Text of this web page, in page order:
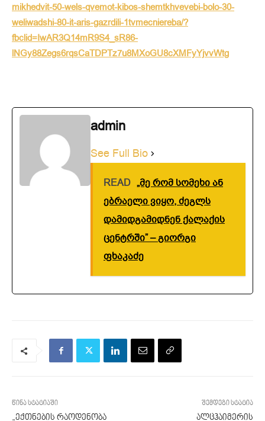
mikhedvit-50-wels-qvemot-kibos-shemtkhvevebi-bolo-30-
weliwadshi-80-it-aris-gazrdili-1tvmecniereba/?
fbclid=IwAR3Q14mR9S4_sR86-
lNGy88Zegs6rqsCaTDPTz7u8MXoGU8cXMFyYjvvWtg
admin
See Full Bio
READ „მე რომ სომეხი ან
ებრაელი ვიყო, ძეგლს
დამიდგამიდნენ ქალაქის
ცენტრში” – გიორგი
ფხაკაძე
წინა სტატიაში
„ექთნების რაოდენობა
შემდეგი სტატია
ალცჰაიმერის